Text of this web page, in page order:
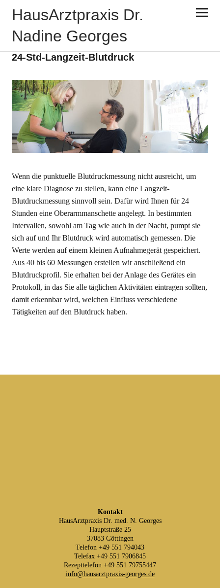
HausArztpraxis Dr.
Nadine Georges
LEISTUNGEN
24-Std-Langzeit-Blutdruck
Wenn die punktuelle Blutdruckmessung nicht ausreicht, um
eine klare Diagnose zu stellen, kann eine Langzeit-
Blutdruckmessung sinnvoll sein. Dafür wird Ihnen für 24
Stunden eine Oberarmmanschette angelegt. In bestimmten
Intervallen, sowohl am Tag wie auch in der Nacht, pumpt sie
sich auf und Ihr Blutdruck wird automatisch gemessen. Die
Werte werden auf einem kleinen Aufnahmegerät gespeichert.
Aus 40 bis 60 Messungen erstellen wir anschließend ein
Blutdruckprofil. Sie erhalten bei der Anlage des Gerätes ein
Protokoll, in das Sie alle täglichen Aktivitäten eintragen sollten,
damit erkennbar wird, welchen Einfluss verschiedene
Tätigkeiten auf den Blutdruck haben.
Kontakt
HausArztpraxis Dr. med. N. Georges
Hauptstraße 25
37083 Göttingen
Telefon +49 551 794043
Telefax +49 551 7906845
Rezepttelefon +49 551 79755447
info@hausarztpraxis-georges.de